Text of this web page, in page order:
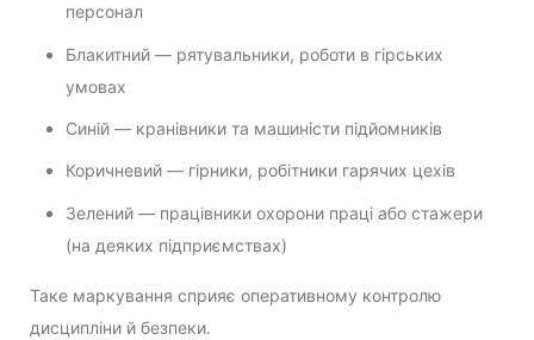
персонал
Блакитний — рятувальники, роботи в гірських
умовах
Синій — кранівники та машиністи підйомників
Коричневий — гірники, робітники гарячих цехів
Зелений — працівники охорони праці або стажери
(на деяких підприємствах)
Таке маркування сприяє оперативному контролю
дисципліни й безпеки.